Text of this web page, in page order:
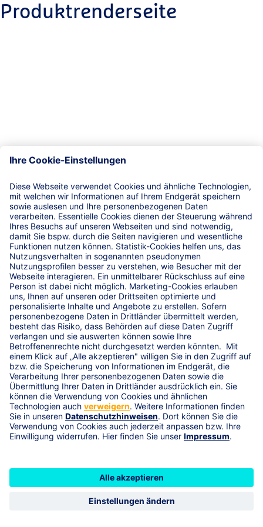
Produktrenderseite